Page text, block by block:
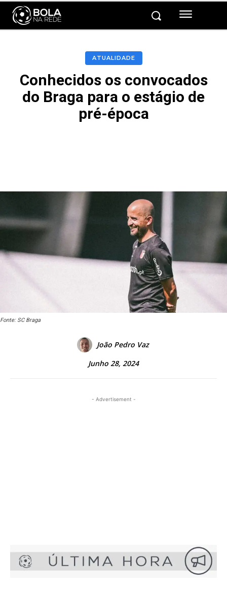
ATUALIDADE
Conhecidos os convocados
do Braga para o estágio de
pré-época
Fonte: SC Braga
João Pedro Vaz
Junho 28, 2024
- Advertisement -